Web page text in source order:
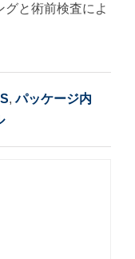
と術前検査によ
,パッケージ内